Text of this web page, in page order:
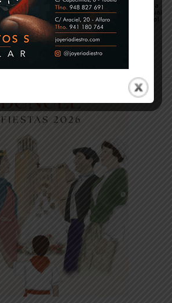
María Preciado,
concejala de Cadreita:
«Queremos unas fiestas
en las que todo el
mundo encuentre su
sitio»
Sendaviva presenta la
programación especial
del eclipse total de Sol
del 12 de agosto